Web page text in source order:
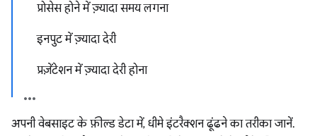
प्रोसेस होने में ज़्यादा समय लगना
इनपुट में ज़्यादा देरी
प्रज़ेंटेशन में ज़्यादा देरी होना
अपनी वेबसाइट के फ़ील्ड डेटा में, धीमे इंटरैक्शन ढूंढने का तरीका जानें.